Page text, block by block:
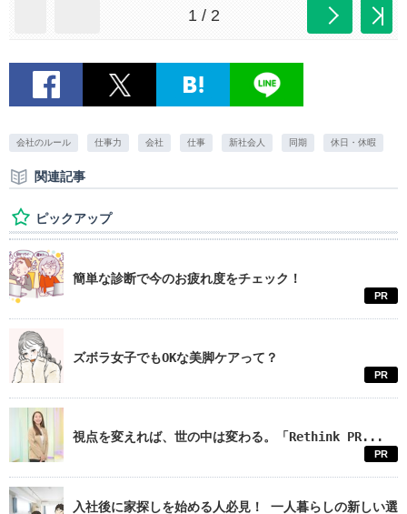
1 / 2
会社のルール 仕事力 会社 仕事 新社会人 同期 休日・休暇
関連記事
ピックアップ
簡単な診断で今のお疲れ度をチェック！
PR
ズボラ女子でもOKな美脚ケアって？
PR
視点を変えれば、世の中は変わる。「Rethink PR...
PR
入社後に家探しを始める人必見！ 一人暮らしの新しい選